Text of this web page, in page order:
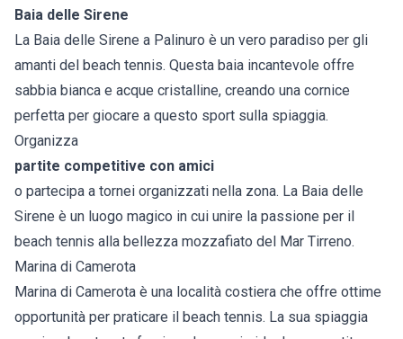
Baia delle Sirene
La Baia delle Sirene a Palinuro è un vero paradiso per gli
amanti del beach tennis. Questa baia incantevole offre
sabbia bianca e acque cristalline, creando una cornice
perfetta per giocare a questo sport sulla spiaggia.
Organizza
partite competitive con amici
o partecipa a tornei organizzati nella zona. La Baia delle
Sirene è un luogo magico in cui unire la passione per il
beach tennis alla bellezza mozzafiato del Mar Tirreno.
Marina di Camerota
Marina di Camerota è una località costiera che offre ottime
opportunità per praticare il beach tennis. La sua spiaggia